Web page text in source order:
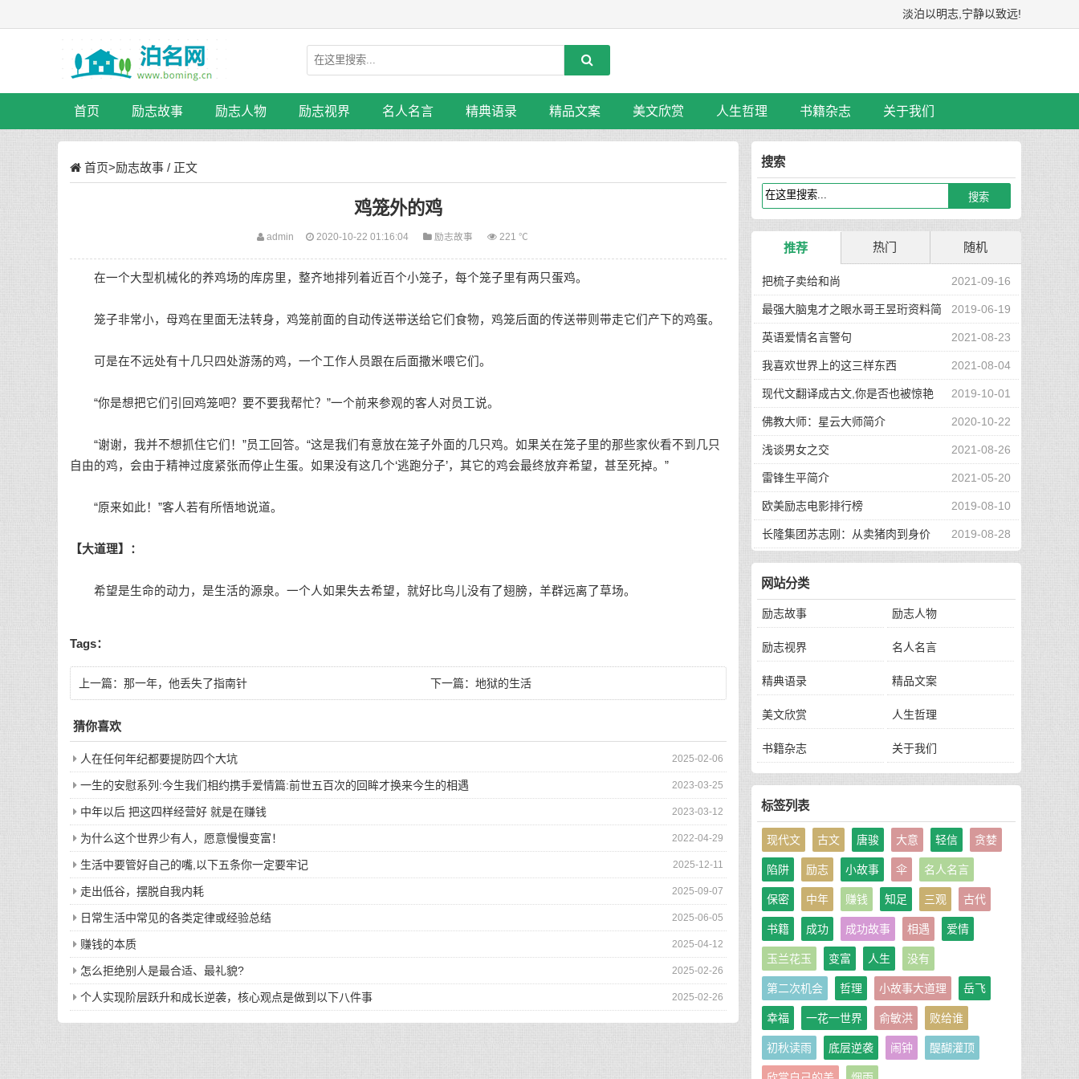
淡泊以明志,宁静以致远!
首页 励志故事 励志人物 励志视界 名人名言 精典语录 精品文案 美文欣赏 人生哲理 书籍杂志 关于我们
首页>励志故事 / 正文
鸡笼外的鸡
admin 2020-10-22 01:16:04 励志故事 221 ℃
在一个大型机械化的养鸡场的库房里，整齐地排列着近百个小笼子，每个笼子里有两只蛋鸡。
笼子非常小，母鸡在里面无法转身，鸡笼前面的自动传送带送给它们食物，鸡笼后面的传送带则带走它们产下的鸡蛋。
可是在不远处有十几只四处游荡的鸡，一个工作人员跟在后面撒米喂它们。
“你是想把它们引回鸡笼吧？要不要我帮忙？”一个前来参观的客人对员工说。
“谢谢，我并不想抓住它们！”员工回答。“这是我们有意放在笼子外面的几只鸡。如果关在笼子里的那些家伙看不到几只
自由的鸡，会由于精神过度紧张而停止生蛋。如果没有这几个‘逃跑分子’，其它的鸡会最终放弃希望，甚至死掉。”
“原来如此！”客人若有所悟地说道。
【大道理】：
希望是生命的动力，是生活的源泉。一个人如果失去希望，就好比鸟儿没有了翅膀，羊群远离了草场。
Tags：
上一篇： 那一年，他丢失了指南针 下一篇：地狱的生活
猜你喜欢
2025-02-06
人在任何年纪都要提防四个大坑
2023-03-25
一生的安慰系列:今生我们相约携手爱情篇:前世五百次的回眸才换来今生的相遇
2023-03-12
中年以后 把这四样经营好 就是在赚钱
2022-04-29
为什么这个世界少有人，愿意慢慢变富！
2025-12-11
生活中要管好自己的嘴,以下五条你一定要牢记
2025-09-07
走出低谷，摆脱自我内耗
2025-06-05
日常生活中常见的各类定律或经验总结
2025-04-12
赚钱的本质
2025-02-26
怎么拒绝别人是最合适、最礼貌?
2025-02-26
个人实现阶层跃升和成长逆袭，核心观点是做到以下八件事
搜索
推荐 热门 随机
2021-09-16
把梳子卖给和尚
2019-06-19
最强大脑鬼才之眼水哥王昱珩资料简
介 2021-08-23
英语爱情名言警句
2021-08-04
我喜欢世界上的这三样东西
2019-10-01
现代文翻译成古文,你是否也被惊艳
到了 2020-10-22
佛教大师：星云大师简介
2021-08-26
浅谈男女之交
2021-05-20
雷锋生平简介
2019-08-10
欧美励志电影排行榜
2019-08-28
长隆集团苏志刚：从卖猪肉到身价
130亿，他的秘诀是？
网站分类
励志故事 励志人物
励志视界 名人名言
精典语录 精品文案
美文欣赏 人生哲理
书籍杂志 关于我们
标签列表
现代文 古文 唐骏 大意 轻信 贪婪
陷阱 励志 小故事 伞 名人名言
保密 中年 赚钱 知足 三观 古代
书籍 成功 成功故事 相遇 爱情
玉兰花玉 变富 人生 没有
第二次机会 哲理 小故事大道理 岳飞
幸福 一花一世界 俞敏洪 败给谁
初秋读雨 底层逆袭 闹钟 醍醐灌顶